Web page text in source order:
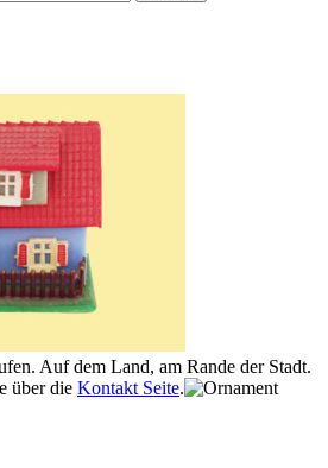
Auf dem Land, am Rande der Stadt.
über die Kontakt Seite.